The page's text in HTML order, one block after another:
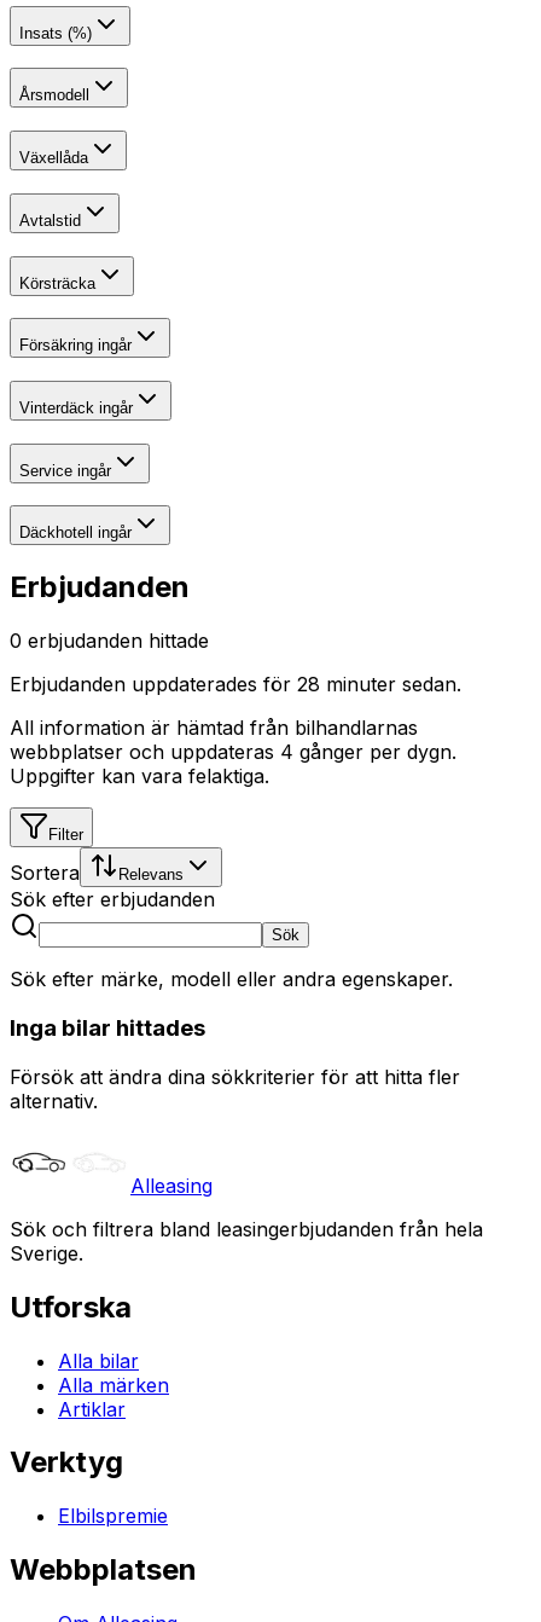
Insats (%)
Årsmodell
Växellåda
Avtalstid
Körsträcka
Försäkring ingår
Vinterdäck ingår
Service ingår
Däckhotell ingår
Erbjudanden
0 erbjudanden hittade
Erbjudanden uppdaterades för 28 minuter sedan.
All information är hämtad från bilhandlarnas
webbplatser och uppdateras 4 gånger per dygn.
Uppgifter kan vara felaktiga.
Filter
Sortera Relevans
Sök efter erbjudanden
Sök
Sök efter märke, modell eller andra egenskaper.
Inga bilar hittades
Försök att ändra dina sökkriterier för att hitta fler
alternativ.
Alleasing
Sök och filtrera bland leasingerbjudanden från hela
Sverige.
Utforska
Alla bilar
Alla märken
Artiklar
Verktyg
Elbilspremie
Webbplatsen